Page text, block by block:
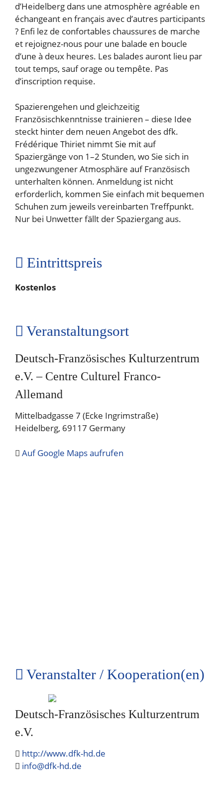
d’Heidelberg dans une atmosphère agréable en
échangeant en français avec d’autres participants
? Enfi lez de confortables chaussures de marche
et rejoignez-nous pour une balade en boucle
d’une à deux heures. Les balades auront lieu par
tout temps, sauf orage ou tempête. Pas
d’inscription requise.
Spazierengehen und gleichzeitig
Französischkenntnisse trainieren – diese Idee
steckt hinter dem neuen Angebot des dfk.
Frédérique Thiriet nimmt Sie mit auf
Spaziergänge von 1–2 Stunden, wo Sie sich in
ungezwungener Atmosphäre auf Französisch
unterhalten können. Anmeldung ist nicht
erforderlich, kommen Sie einfach mit bequemen
Schuhen zum jeweils vereinbarten Treffpunkt.
Nur bei Unwetter fällt der Spaziergang aus.
Eintrittspreis
Kostenlos
Veranstaltungsort
Deutsch-Französisches Kulturzentrum
e.V. – Centre Culturel Franco-
Allemand
Mittelbadgasse 7 (Ecke Ingrimstraße)
Heidelberg, 69117 Germany
Auf Google Maps aufrufen
Veranstalter / Kooperation(en)
Deutsch-Französisches Kulturzentrum
e.V.
http://www.dfk-hd.de
info@dfk-hd.de